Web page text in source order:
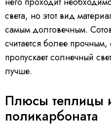
света, но этот вид
самым долговечным.
считается более
пропускает солнечный
лучше.
Плюсы теплицы
поликарбоната